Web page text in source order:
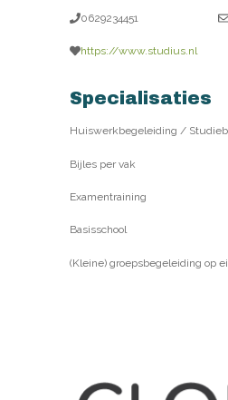
0629234451
https://www.studius.nl
Specialisaties
Huiswerkbegeleiding /
Bijles per vak
Examentraining
Basisschool
(Kleine) groepsbegeleiding op